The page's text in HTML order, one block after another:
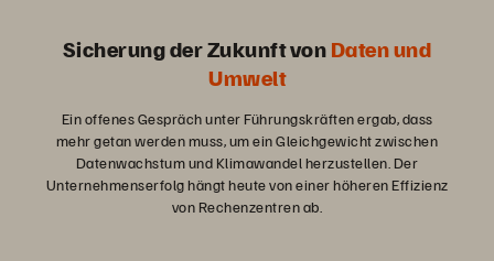
Sicherung der Zukunft vonDaten und
Umwelt
Ein offenes Gespräch unter Führungskräften ergab, dass
mehr getan werden muss, um ein Gleichgewicht zwischen
Datenwachstum und Klimawandel herzustellen. Der
Unternehmenserfolg hängt heute von einer höheren Effizienz
von Rechenzentren ab.